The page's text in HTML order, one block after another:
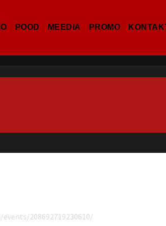
POOD MEEDIA PROMO
208692719230610/